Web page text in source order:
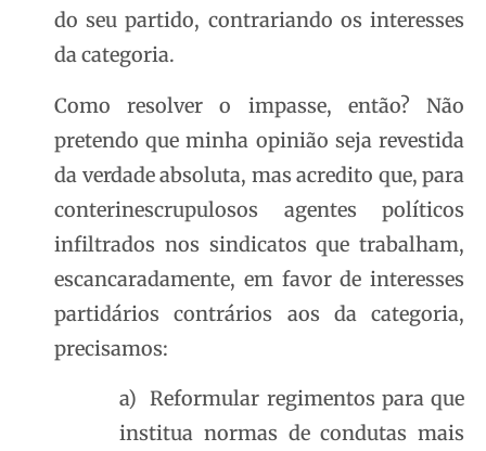
do seu partido, contrariando os interesses
da categoria.
Como resolver o impasse, então? Não
pretendo que minha opinião seja revestida
da verdade absoluta, mas acredito que, para
conterinescrupulosos agentes políticos
infiltrados nos sindicatos que trabalham,
escancaradamente, em favor de interesses
partidários contrários aos da categoria,
precisamos:
a) Reformular regimentos para que
institua normas de condutas mais